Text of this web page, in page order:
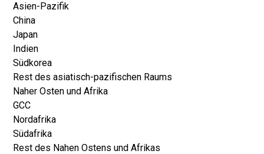
Asien-Pazifik
China
Japan
Indien
Südkorea
Rest des asiatisch-pazifischen Raums
Naher Osten und Afrika
GCC
Nordafrika
Südafrika
Rest des Nahen Ostens und Afrikas